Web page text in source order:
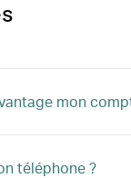
mon
téléphone ?